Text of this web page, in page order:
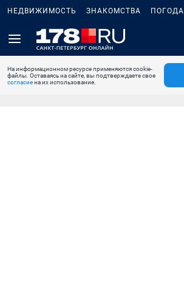
НЕДВИЖИМОСТЬ ЗНАКОМСТВА ПОГОДА
На информационном ресурсе применяются cookie-
файлы. Оставаясь на сайте, вы подтверждаете свое
согласиена их использование.